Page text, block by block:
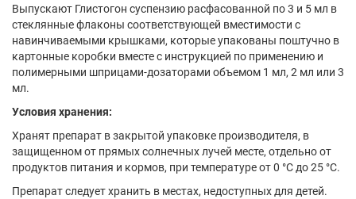
Выпускают Глистогон суспензию расфасованной по 3 и 5 мл в
стеклянные флаконы соответствующей вместимости с
навинчиваемыми крышками, которые упакованы поштучно в
картонные коробки вместе с инструкцией по применению и
полимерными шприцами-дозаторами объемом 1 мл, 2 мл или 3
мл.
Условия хранения:
Хранят препарат в закрытой упаковке производителя, в
защищенном от прямых солнечных лучей месте, отдельно от
продуктов питания и кормов, при температуре от 0 °С до 25 °C.
Препарат следует хранить в местах, недоступных для детей.